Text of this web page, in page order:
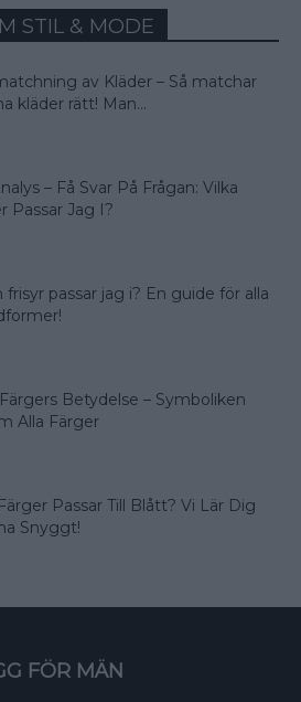
STIL & MODE
av Kläder – Så matchar
kläder rätt! Man...
– Få Svar På Frågan: Vilka
Passar Jag I?
frisyr passar jag i? En guide för alla
Betydelse – Symboliken
Alla Färger
Passar Till Blått? Vi Lär Dig
Snyggt!
FÖR MÄN